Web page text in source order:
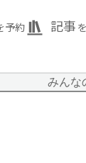
予約 記事
みんな